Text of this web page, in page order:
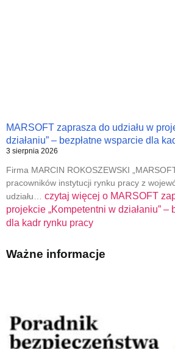
MARSOFT zaprasza do udziału w
działaniu” – bezpłatne wsparcie dla
3 sierpnia 2026
Firma MARCIN ROKOSZEWSKI
pracowników instytucji rynku pracy z
udziału… czytaj więcej o MARSOFT
projekcie „Kompetentni w działaniu” –
dla kadr rynku pracy
Ważne informacje